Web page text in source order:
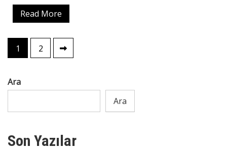
Read More
Yazı
sayfalaması
1 2
Ara
Ara
Son Yazılar